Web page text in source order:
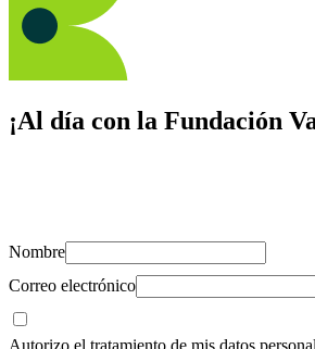
¡Al día con la Fundación
Nombre
Correo electrónico